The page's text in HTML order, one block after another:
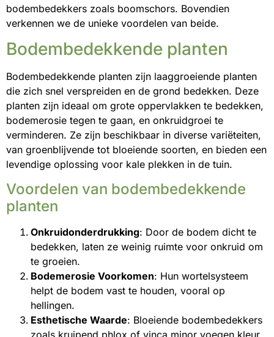
bodembedekkers zoals boomschors. Bovendien
verkennen we de unieke voordelen van beide.
Bodembedekkende planten
Bodembedekkende planten zijn laaggroeiende planten
die zich snel verspreiden en de grond bedekken. Deze
planten zijn ideaal om grote oppervlakken te bedekken,
bodemerosie tegen te gaan, en onkruidgroei te
verminderen. Ze zijn beschikbaar in diverse variëteiten,
van groenblijvende tot bloeiende soorten, en bieden een
levendige oplossing voor kale plekken in de tuin.
Voordelen van bodembedekkende
planten
Onkruidonderdrukking: Door de bodem dicht te
bedekken, laten ze weinig ruimte voor onkruid om
te groeien.
Bodemerosie Voorkomen: Hun wortelsysteem
helpt de bodem vast te houden, vooral op
hellingen.
Esthetische Waarde: Bloeiende bodembedekkers
zoals kruipend phlox of vinca minor voegen kleur